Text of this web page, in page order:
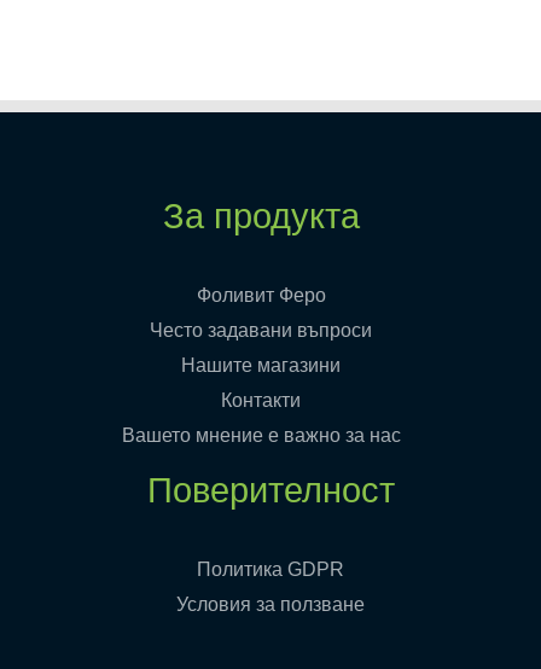
За продукта
Фоливит Феро
Често задавани въпроси
Нашите магазини
Контакти
Вашето мнение е важно за нас
Поверителност
Политика GDPR
Условия за ползване